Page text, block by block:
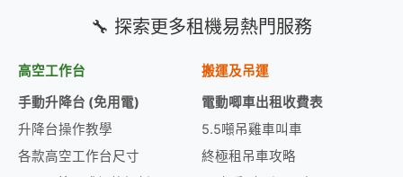
🔧 探索更多租機易熱門服務
高空工作台
手動升降台 (免用電)
升降台操作教學
各款高空工作台尺寸
搬運及吊運
電動唧車出租收費表
5.5噸吊雞車叫車
終極租吊車攻略